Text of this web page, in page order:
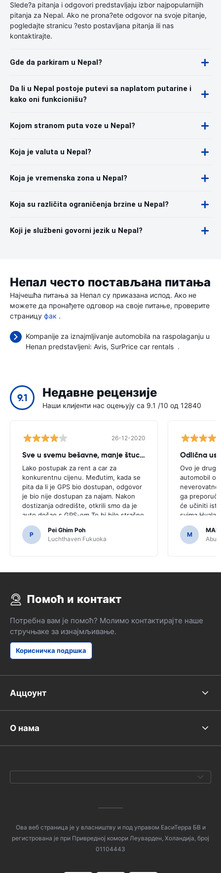
Slede?a pitanja i odgovori predstavljaju izbor najpopularnijih
pitanja za Nepal. Ako ne prona?ete odgovor na svoje pitanje,
pogledajte stranicu ?esto postavljana pitanja ili nas
kontaktirajte.
Gde da parkiram u Nepal?
Da li u Nepal postoje putevi sa naplatom putarine i
kako oni funkcionišu?
Kojom stranom puta voze u Nepal?
Koja je valuta u Nepal?
Koja je vremenska zona u Nepal?
Koja su različita ograničenja brzine u Nepal?
Koji je službeni govorni jezik u Nepal?
Непал често постављана питања
Најчешћа питања за Непал су приказана испод. Ако не
можете да пронађете одговор на своје питање, проверите
страницу фак .
Kompanije za iznajmljivanje automobila na raspolaganju u
Непал predstavljeni: Avis SurPrice car rentals .
9.1 Недавне рецензије
Наши клијенти нас оцењују са 9.1 /10 од 12840
26-12-2020
Sve u svemu bešavne, manje štucanje
Lako postupak za rent a car za
konkurentnu cijenu. Međutim, kada se
pita da li je GPS bio dostupan, odgovor
je bio nije dostupan za najam. Nakon
dostizanja odredište, otkrili smo da je
auto došao s GPS-om.To bi bilo strašno
da smo odlučili kupiti GPS kao što je
bilo potrebno za navigaciju japanski
puteva.
P
Pei Ghim Poh
Luchthaven Fukuoka
Odlična
Ovo je drugi
automobil
ga
će učiniti
svima.Hvala
jednostavan.
M
Abu
Помоћ и контакт
Потребна вам је помоћ? Молимо контактирајте наше
стручњаке за изнајмљивање.
Корисничка подршка
Аццоунт
О нама
Ова веб страница је у власништву и под управом ЕасиТерра БВ и
регистрована је при Привредној комори Леуварден, Холандија, број
01104443